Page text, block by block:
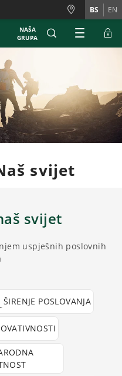
BS EN
NAŠA
GRUPA
svijet
svijet
uspješnih poslovnih
ŠIRENJE POSLOVANJA